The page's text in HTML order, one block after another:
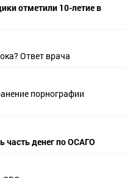
отметили 10-летие в
Ответ врача
порнографии
часть денег по ОСАГО